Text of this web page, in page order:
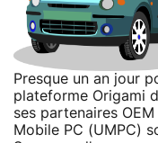
Presque un an jour
plateforme Origami
ses partenaires
Mobile PC (UMPC)